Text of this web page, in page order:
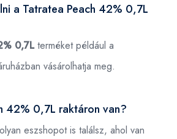
a Tatratea Peach 42% 0,7L
0,7Lterméket például a
vásárolhatja meg.
42% 0,7L raktáron van?
eszshopot is találsz, ahol van